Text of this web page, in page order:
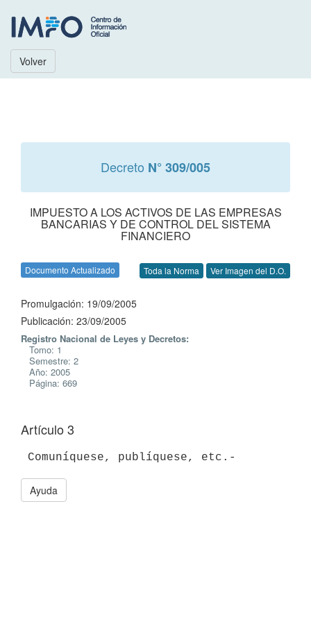
Volver
Decreto N° 309/005
IMPUESTO A LOS ACTIVOS DE LAS EMPRESAS
BANCARIAS Y DE CONTROL DEL SISTEMA
FINANCIERO
Documento Actualizado Toda la Norma Ver Imagen del D.O.
Promulgación: 19/09/2005
Publicación: 23/09/2005
Registro Nacional de Leyes y Decretos:
Tomo: 1
Semestre: 2
Año: 2005
Página: 669
Artículo 3
Ayuda